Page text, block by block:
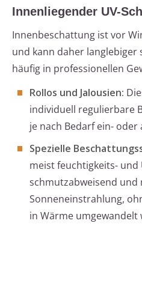
Innenliegender UV-
Innenbeschattung ist vor
und kann daher langlebiger
häufig in professionellen
Rollos und Jalousien:
individuell regulierbare
je nach Bedarf ein-
Spezielle
meist feuchtigkeits- und
schmutzabweisend und
Sonneneinstrahlung,
in Wärme umgewandelt